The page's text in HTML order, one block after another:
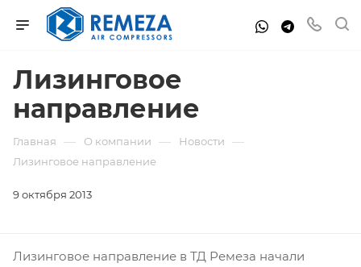
Лизинговое
направление
Главная — О компании — Новости —
Лизинговое направление
9 октября 2013
Лизинговое направление в ТД Ремеза начали